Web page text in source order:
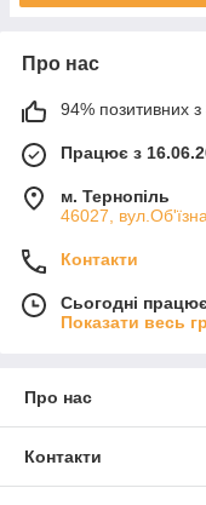
Про нас
94% позитивних з
Працює з
м. Тернопіль
46027,
Контакти
Сьогодні
Показати весь
Про нас
Контакти